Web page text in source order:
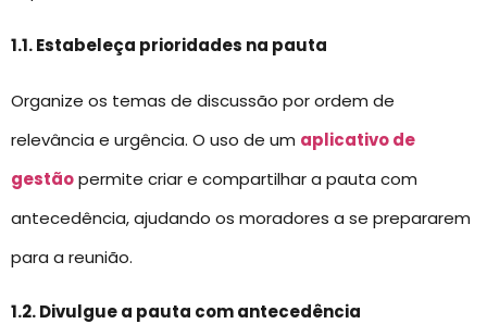
1.1. Estabeleça prioridades na pauta
Organize os temas de discussão por ordem de
relevância e urgência. O uso de um aplicativo de
gestãopermite criar e compartilhar a pauta com
antecedência, ajudando os moradores a se prepararem
para a reunião.
1.2. Divulgue a pauta com antecedência